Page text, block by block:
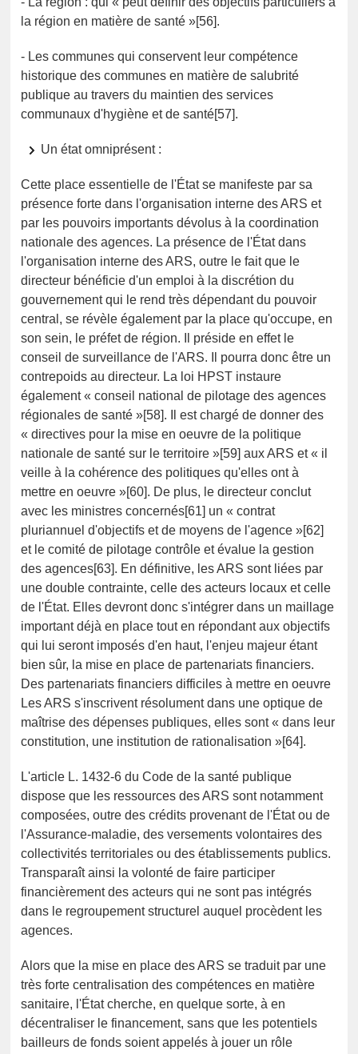
la région en matière de santé »[56].
- Les communes qui conservent leur compétence
historique des communes en matière de salubrité
publique au travers du maintien des services
communaux d'hygiène et de santé[57].
Un état omniprésent :
Cette place essentielle de l'État se manifeste par sa
présence forte dans l'organisation interne des ARS et
par les pouvoirs importants dévolus à la coordination
nationale des agences. La présence de l'État dans
l'organisation interne des ARS, outre le fait que le
directeur bénéficie d'un emploi à la discrétion du
gouvernement qui le rend très dépendant du pouvoir
central, se révèle également par la place qu'occupe, en
son sein, le préfet de région. Il préside en effet le
conseil de surveillance de l'ARS. Il pourra donc être un
contrepoids au directeur. La loi HPST instaure
également « conseil national de pilotage des agences
régionales de santé »[58]. Il est chargé de donner des
« directives pour la mise en oeuvre de la politique
nationale de santé sur le territoire »[59] aux ARS et « il
veille à la cohérence des politiques qu'elles ont à
mettre en oeuvre »[60]. De plus, le directeur conclut
avec les ministres concernés[61] un « contrat
pluriannuel d'objectifs et de moyens de l'agence »[62]
et le comité de pilotage contrôle et évalue la gestion
des agences[63]. En définitive, les ARS sont liées par
une double contrainte, celle des acteurs locaux et celle
de l'État. Elles devront donc s'intégrer dans un maillage
important déjà en place tout en répondant aux objectifs
qui lui seront imposés d'en haut, l'enjeu majeur étant
bien sûr, la mise en place de partenariats financiers.
Des partenariats financiers difficiles à mettre en oeuvre
Les ARS s'inscrivent résolument dans une optique de
maîtrise des dépenses publiques, elles sont « dans leur
constitution, une institution de rationalisation »[64].
L'article L. 1432-6 du Code de la santé publique
dispose que les ressources des ARS sont notamment
composées, outre des crédits provenant de l'État ou de
l'Assurance-maladie, des versements volontaires des
collectivités territoriales ou des établissements publics.
Transparaît ainsi la volonté de faire participer
financièrement des acteurs qui ne sont pas intégrés
dans le regroupement structurel auquel procèdent les
agences.
Alors que la mise en place des ARS se traduit par une
très forte centralisation des compétences en matière
sanitaire, l'État cherche, en quelque sorte, à en
décentraliser le financement, sans que les potentiels
bailleurs de fonds soient appelés à jouer un rôle